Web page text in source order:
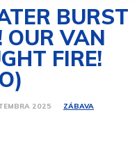
BURST
OUR VAN
FIRE!
2025 ZÁBAVA